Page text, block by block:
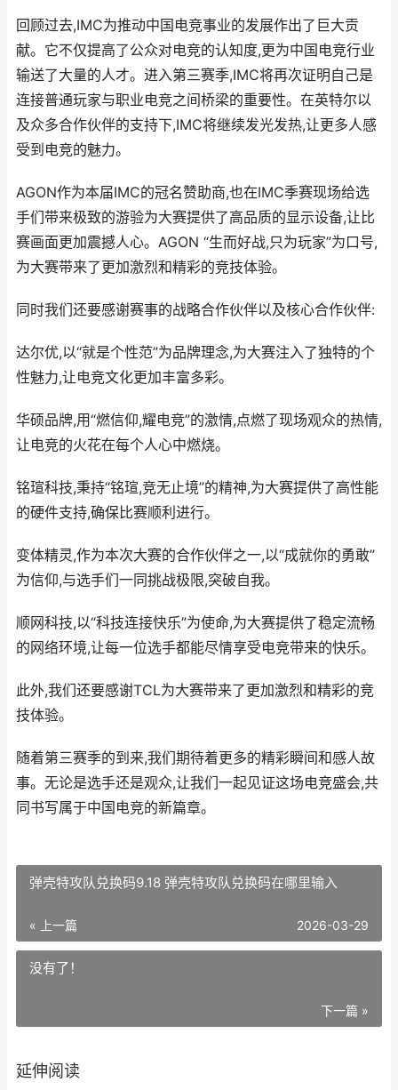
回顾过去,IMC为推动中国电竞事业的发展作出了巨大贡
献。它不仅提高了公众对电竞的认知度,更为中国电竞行业
输送了大量的人才。进入第三赛季,IMC将再次证明自己是
连接普通玩家与职业电竞之间桥梁的重要性。在英特尔以
及众多合作伙伴的支持下,IMC将继续发光发热,让更多人感
受到电竞的魅力。
AGON作为本届IMC的冠名赞助商,也在IMC季赛现场给选
手们带来极致的游验为大赛提供了高品质的显示设备,让比
赛画面更加震撼人心。AGON “生而好战,只为玩家”为口号,
为大赛带来了更加激烈和精彩的竞技体验。
同时我们还要感谢赛事的战略合作伙伴以及核心合作伙伴:
达尔优,以“就是个性范”为品牌理念,为大赛注入了独特的个
性魅力,让电竞文化更加丰富多彩。
华硕品牌,用“燃信仰,耀电竞”的激情,点燃了现场观众的热情,
让电竞的火花在每个人心中燃烧。
铭瑄科技,秉持“铭瑄,竞无止境”的精神,为大赛提供了高性能
的硬件支持,确保比赛顺利进行。
变体精灵,作为本次大赛的合作伙伴之一,以“成就你的勇敢”
为信仰,与选手们一同挑战极限,突破自我。
顺网科技,以“科技连接快乐”为使命,为大赛提供了稳定流畅
的网络环境,让每一位选手都能尽情享受电竞带来的快乐。
此外,我们还要感谢TCL为大赛带来了更加激烈和精彩的竞
技体验。
随着第三赛季的到来,我们期待着更多的精彩瞬间和感人故
事。无论是选手还是观众,让我们一起见证这场电竞盛会,共
同书写属于中国电竞的新篇章。
弹壳特攻队兑换码9.18 弹壳特攻队兑换码在哪里输入
« 上一篇 2026-03-29
没有了！
下一篇 »
延伸阅读